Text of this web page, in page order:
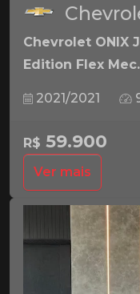
Chevrolet ONIX
Edition Flex
2021/2021
R$ 59.900
Ver mais